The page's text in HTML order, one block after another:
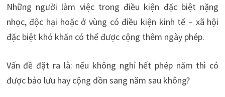
Những người làm việc trong điều kiện đặc biệt nặng
nhọc, độc hại hoặc ở vùng có điều kiện kinh tế – xã hội
đặc biệt khó khăn có thể được cộng thêm ngày phép.
Vấn đề đặt ra là: nếu không nghỉ hết phép năm thì có
được bảo lưu hay cộng dồn sang năm sau không?